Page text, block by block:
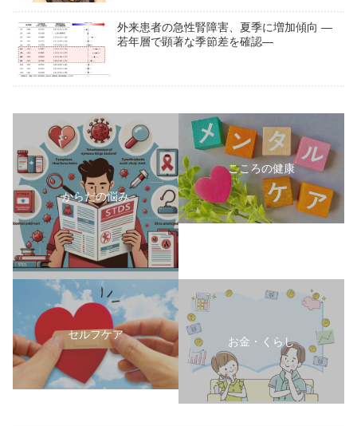
外来患者の急性腎障害、夏季に増加傾向 ―
若年層で顕著な季節差を確認―
からだの悩み
こころの健康
セルフケア
お金・くらし